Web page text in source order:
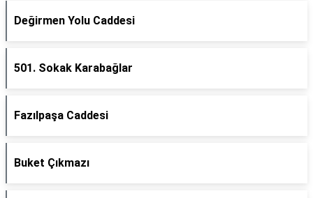
Değirmen Yolu Caddesi
501. Sokak Karabağlar
Fazılpaşa Caddesi
Buket Çıkmazı